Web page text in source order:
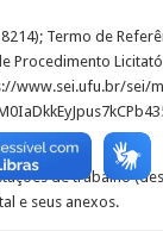
Termo de
Procedimento
www.sei.ufu.br/sei/
de trabalho
e seus anexos.